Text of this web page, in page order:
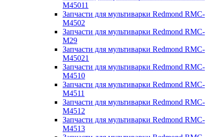
M45011
Запчасти для мультиварки Redmond RMC-
M4502
Запчасти для мультиварки Redmond RMC-
M29
Запчасти для мультиварки Redmond RMC-
M45021
Запчасти для мультиварки Redmond RMC-
M4510
Запчасти для мультиварки Redmond RMC-
M4511
Запчасти для мультиварки Redmond RMC-
M4512
Запчасти для мультиварки Redmond RMC-
M4513